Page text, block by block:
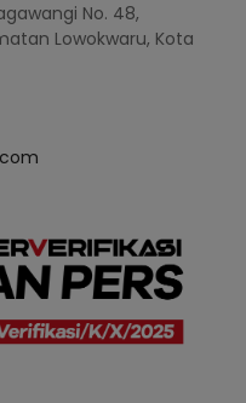
No. 48,
Lowokwaru, Kota